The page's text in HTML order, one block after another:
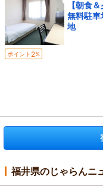
【朝食
無料駐
地
ポイント 2%
福井県のじゃらんニ